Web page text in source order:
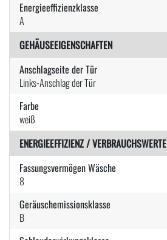
Energieeffizienzklasse
A
GEHÄUSEEIGENSCHAFTEN
Anschlagseite der Tür
Links-Anschlag der Tür
Farbe
weiß
ENERGIEEFFIZIENZ / VERBRAUCHSWERTE
Fassungsvermögen Wäsche
8
Geräuschemissionsklasse
B